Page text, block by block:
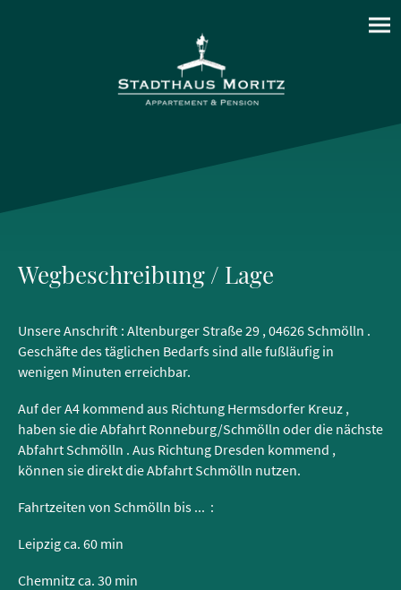
Wegbeschreibung / Lage
Unsere Anschrift : Altenburger Straße 29 , 04626 Schmölln .
Geschäfte des täglichen Bedarfs sind alle fußläufig in
wenigen Minuten erreichbar.
Auf der A4 kommend aus Richtung Hermsdorfer Kreuz ,
haben sie die Abfahrt Ronneburg/Schmölln oder die nächste
Abfahrt Schmölln . Aus Richtung Dresden kommend ,
können sie direkt die Abfahrt Schmölln nutzen.
Fahrtzeiten von Schmölln bis ... :
Leipzig ca. 60 min
Chemnitz ca. 30 min